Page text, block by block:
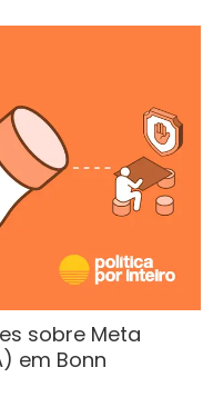
sobre Meta
em Bonn